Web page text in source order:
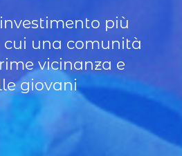
più
cui una comunità
vicinanza e
giovani